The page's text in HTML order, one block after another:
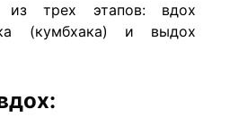
из трех этапов: вдох
(кумбхака) и выдох